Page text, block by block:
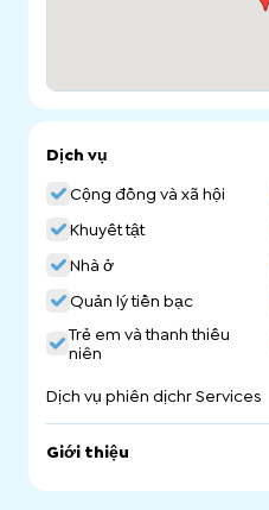
Dịch vụ
Cộng đồng và xã hội
Khuyết tật
Nhà ở
Quản lý tiền bạc
Trẻ em và thanh thiếu
niên
Dịch vụ phiên dịchr Services
Giới thiệu